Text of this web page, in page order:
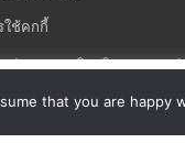
ใช้คกกี้
รประกอบธุรกิจบริการแพลต
มปลอดภัยของข้อมูลสารสนเ
that you are happy